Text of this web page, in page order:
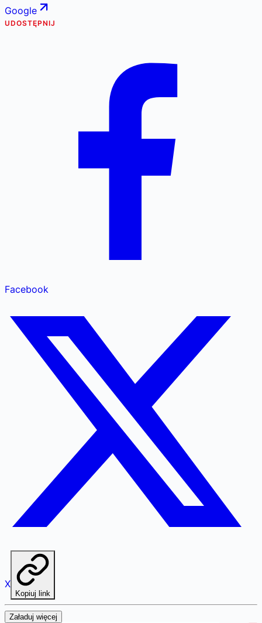
Google
UDOSTĘPNIJ
Facebook
X
Kopiuj link
Załaduj więcej